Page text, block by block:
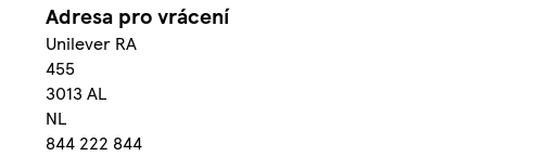
Adresa pro vrácení
Unilever RA
455
3013 AL
NL
844 222 844